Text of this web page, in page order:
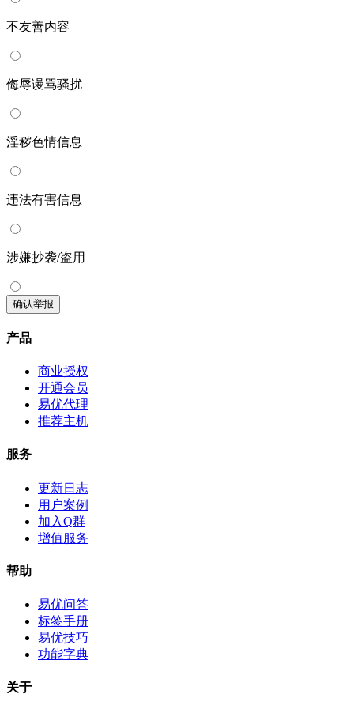
不友善内容
侮辱谩骂骚扰
淫秽色情信息
违法有害信息
涉嫌抄袭/盗用
确认举报
产品
商业授权
开通会员
易优代理
推荐主机
服务
更新日志
用户案例
加入Q群
增值服务
帮助
易优问答
标签手册
易优技巧
功能字典
关于